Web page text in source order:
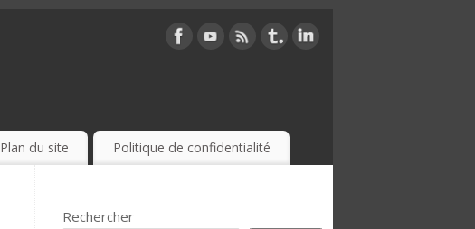
Plan du site Politique de confidentialité
Rechercher